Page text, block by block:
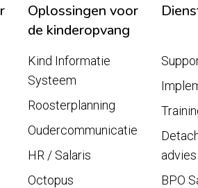
Oplossingen voor
de kinderopvang
Kind Informatie
Systeem
Roosterplanning
Oudercommunicatie
HR / Salaris
Octopus
advies
BPO